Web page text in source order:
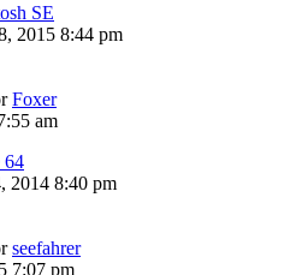
SE
2015 8:44 pm
Foxer
am
64
2014 8:40 pm
seefahrer
7:07 pm